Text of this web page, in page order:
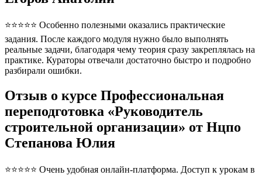
⭐⭐⭐⭐⭐ Особенно полезными оказались практические
задания. После каждого модуля нужно было выполнять
реальные задачи, благодаря чему теория сразу закреплялась на
практике. Кураторы отвечали достаточно быстро и подробно
разбирали ошибки.
Отзыв о курсе Профессиональная
переподготовка «Руководитель
строительной организации» от Нцпо
Степанова Юлия
⭐⭐⭐⭐⭐ Очень удобная онлайн-платформа. Доступ к урокам в